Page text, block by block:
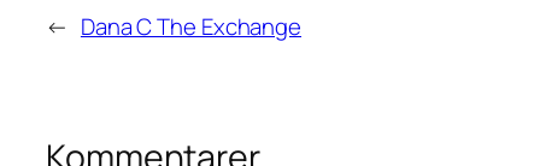
← Dana C The Exchange
Kommentarer